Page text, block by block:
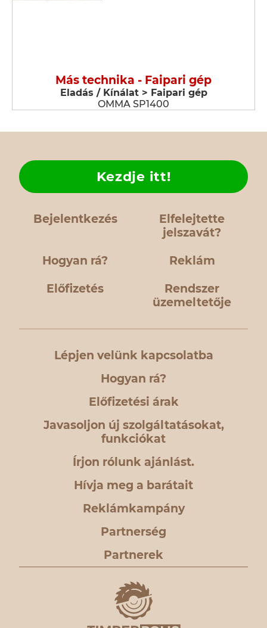
Más technika - Faipari gép
Eladás / Kínálat > Faipari gép
OMMA SP1400
Bejelentkezés
Elfelejtette
jelszavát?
Hogyan rá?
Kezdje itt!
Reklám
Előfizetés
Rendszer
üzemeltetője
Lépjen velünk kapcsolatba
Hogyan rá?
Előfizetési árak
Javasoljon új szolgáltatásokat,
funkciókat
Írjon rólunk ajánlást.
Hívja meg a barátait
Reklámkampány
Partnerség
Partnerek